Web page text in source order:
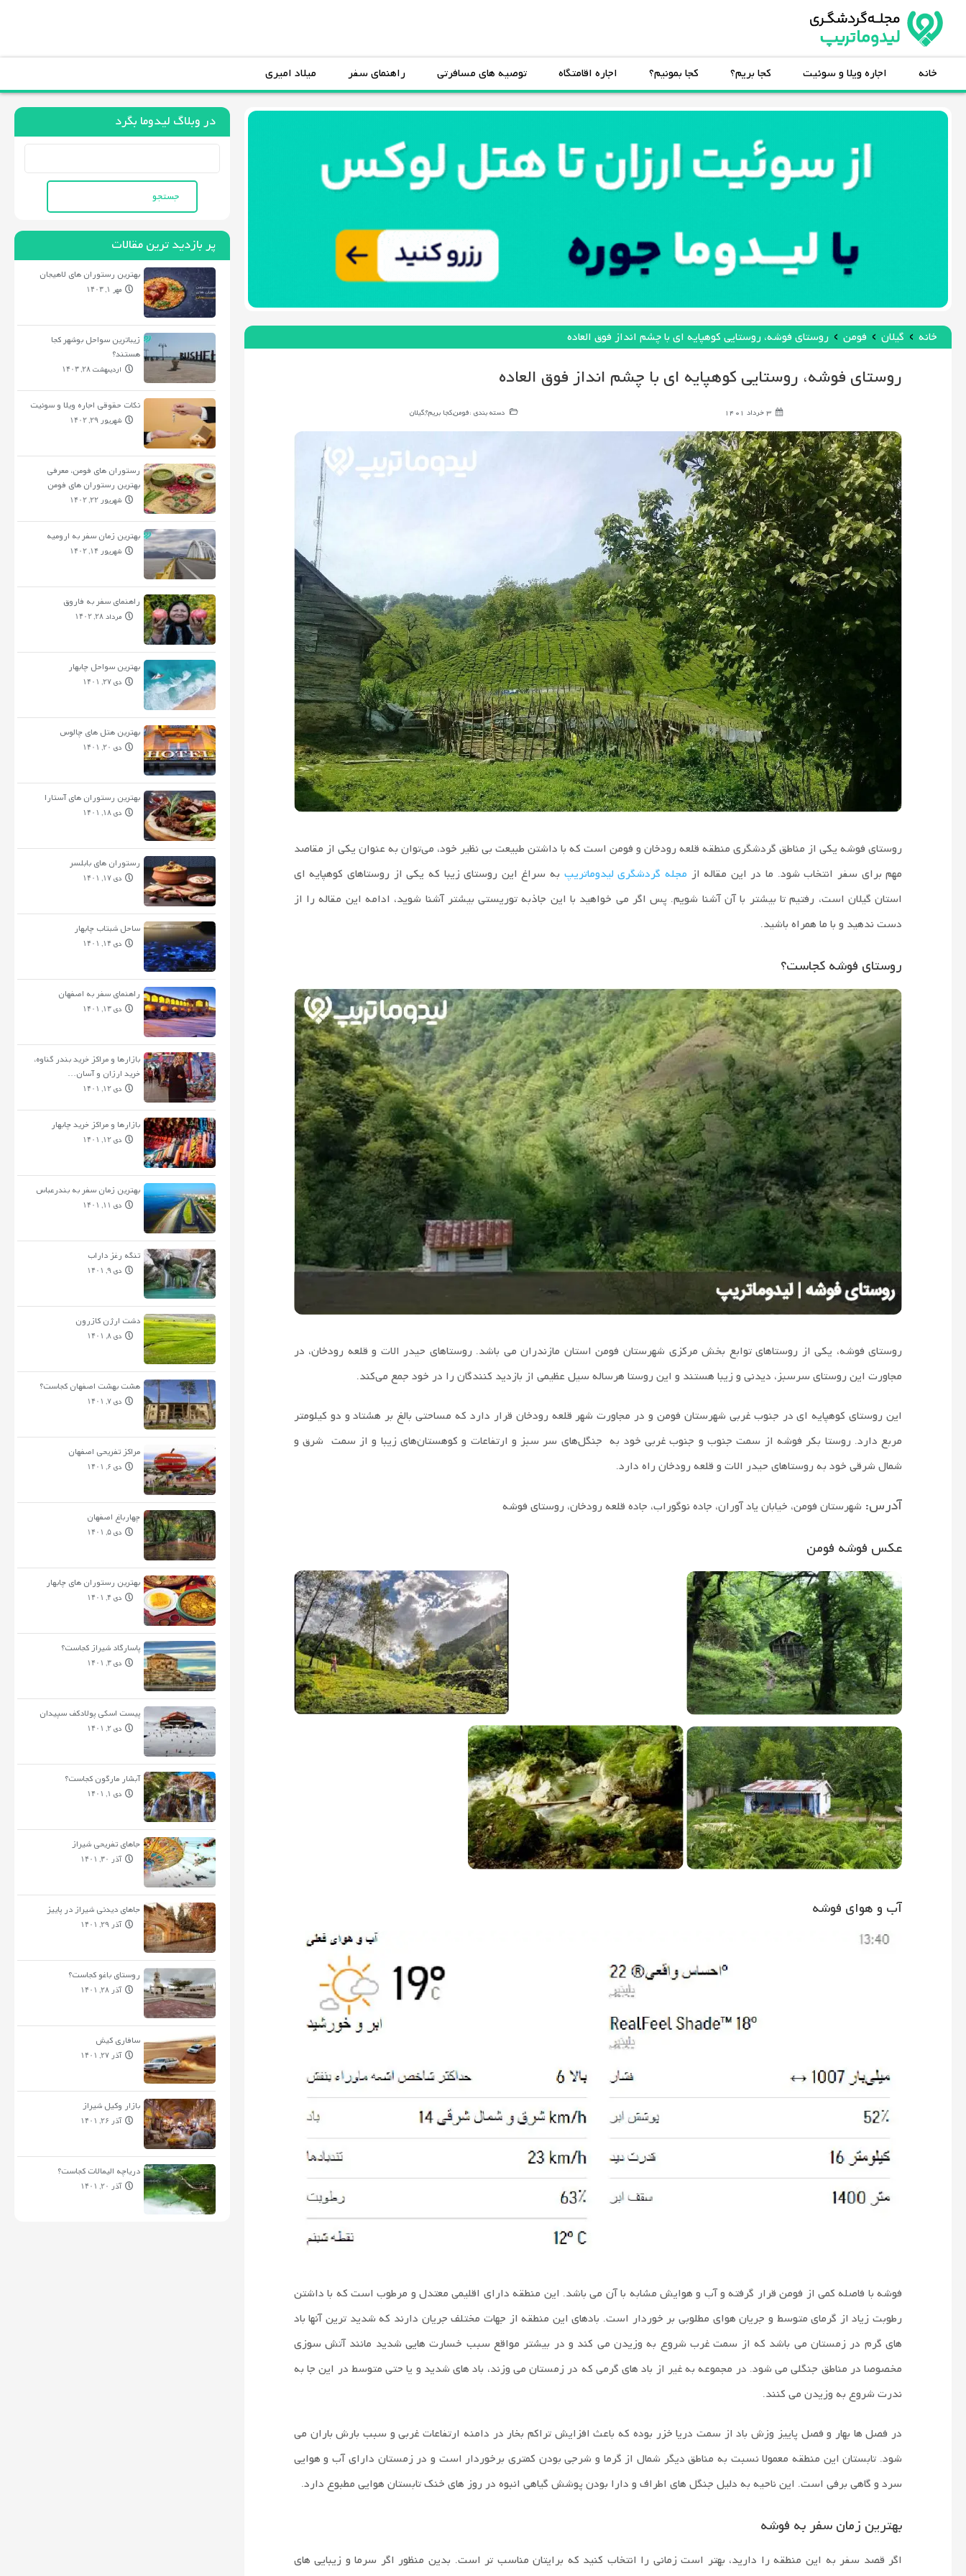
اجاره
کجا
بریم؟
خانه اجاره ویلا و سوئیت کجا بریم؟ کجا بمونیم؟ اجاره اقامتگاه توصیه های مسافرتی راهنمای سفر میلاد امیری
خانه › گیلان › فومن › روستای فوشه، روستایی کوهپایه ای با چشم انداز فوق العاده
روستای فوشه، روستایی کوهپایه ای با چشم انداز فوق العاده
3 خرداد 1401 دسته بندی :فومن,کجا بریم؟,گیلان
روستای فوشه یکی از مناطق گردشگری منطقه قلعه رودخان و فومن است که با داشتن طبیعت بی نظیر خود، می‌توان به عنوان یکی از مقاصد
مهم برای سفر انتخاب شود. ما در این مقاله از مجله گردشگری لیدوماتریپ به سراغ این روستای زیبا که یکی از روستاهای کوهپایه ای
استان گیلان است، رفتیم تا بیشتر با آن آشنا شویم. پس اگر می خواهید با این جاذبه توریستی بیشتر آشنا شوید، ادامه این مقاله را از
دست ندهید و با ما همراه باشید.
روستای فوشه کجاست؟
روستای فوشه، یکی از روستاهای توابع بخش مرکزی شهرستان فومن استان مازندران می باشد. روستاهای حیدر الات و قلعه رودخان، در
مجاورت این روستای سرسبز، دیدنی و زیبا هستند و این روستا هرساله سیل عظیمی از بازدید کنندگان را در خود جمع می‌کند.
این روستای کوهپایه ای در جنوب غربی شهرستان فومن و در مجاورت شهر قلعه رودخان قرار دارد که مساحتی بالغ بر هشتاد و دو کیلومتر
مربع دارد. روستا بکر فوشه از سمت جنوب و جنوب غربی خود به جنگل‌های سر سبز و ارتفاعات و کوهستان‌های زیبا و از سمت شرق و
شمال شرقی خود به روستاهای حیدر الات و قلعه رودخان راه دارد.
آدرس: شهرستان فومن، خیابان یاد آوران، جاده نوگوراب، جاده قلعه رودخان، روستای فوشه
عکس فوشه فومن
آب و هوای فوشه
فوشه با فاصله کمی از فومن قرار گرفته و آب و هوایش مشابه با آن می باشد. این منطقه دارای اقلیمی معتدل و مرطوب است که با داشتن
رطوبت زیاد از گرمای متوسط و جریان هوای مطلوبی بر خوردار است. بادهای این منطقه از جهات مختلف جریان دارند که شدید ترین آنها باد
های گرم در زمستان می باشد که از سمت غرب شروع به وزیدن می کند و در بیشتر مواقع سبب خسارت هایی شدید مانند آتش سوزی
مخصوصا در مناطق جنگلی می شود. در مجموعه به غیر از باد های گرمی که در زمستان می وزند، باد های شدید و یا حتی متوسط در این جا به
ندرت شروع به وزیدن می کنند.
در فصل ها بهار و فصل پاییز وزش باد از سمت دریا خزر بوده که باعث افزایش تراکم بخار در دامنه ارتفاعات غربی و سبب بارش باران می
شود. تابستان این منطقه معمولا نسبت به مناطق دیگر شمال از گرما و شرجی بودن کمتری برخوردار است و در زمستان دارای آب و هوایی
سرد و گاهی برفی است. این ناحیه به دلیل جنگل های اطراف و دارا بودن پوشش گیاهی انبوه در روز های خنک تابستان هوایی مطبوع دارد.
بهترین زمان سفر به فوشه
اگر قصد سفر به این منطقه را دارید، بهتر است زمانی را انتخاب کنید که برایتان مناسب تر است. بدین منظور اگر سرما و زیبایی های
در وبلاگ لیدوما بگرد
برای:
پر بازدید ترین مقالات
بهترین رستوران های لاهیجان
مهر ۱, ۱۴۰۳
زیباترین سواحل بوشهر کجا
هستند؟
اردیبهشت ۲۸, ۱۴۰۳
نکات حقوقی اجاره ویلا و سوئیت
شهریور ۲۹, ۱۴۰۲
رستوران های فومن، معرفی
بهترین رستوران های فومن
شهریور ۲۲, ۱۴۰۲
بهترین زمان سفر به ارومیه
شهریور ۱۴, ۱۴۰۲
راهنمای سفر به فاروق
مرداد ۲۸, ۱۴۰۲
بهترین سواحل چابهار
دی ۲۷, ۱۴۰۱
بهترین هتل های چالوس
دی ۲۰, ۱۴۰۱
بهترین رستوران های آستارا
دی ۱۸, ۱۴۰۱
رستوران های بابلسر
دی ۱۷, ۱۴۰۱
ساحل شبتاب چابهار
دی ۱۴, ۱۴۰۱
راهنمای سفر به اصفهان
دی ۱۳, ۱۴۰۱
بازارها و مراکز خرید بندر گناوه،
خرید ارزان و آسان…
دی ۱۲, ۱۴۰۱
بازارها و مراکز خرید چابهار
دی ۱۲, ۱۴۰۱
بهترین زمان سفر به بندرعباس
دی ۱۱, ۱۴۰۱
تنگه رغز داراب
دی ۹, ۱۴۰۱
دشت ارژن کازرون
دی ۸, ۱۴۰۱
هشت بهشت اصفهان کجاست؟
دی ۷, ۱۴۰۱
مراکز تفریحی اصفهان
دی ۶, ۱۴۰۱
چهارباغ اصفهان
دی ۵, ۱۴۰۱
بهترین رستوران های چابهار
دی ۴, ۱۴۰۱
پاسارگاد شیراز کجاست؟
دی ۳, ۱۴۰۱
پیست اسکی پولادکف سپیدان
دی ۲, ۱۴۰۱
آبشار مارگون کجاست؟
دی ۱, ۱۴۰۱
جاهای تفریحی شیراز
آذر ۳۰, ۱۴۰۱
جاهای دیدنی شیراز در پاییز
آذر ۲۹, ۱۴۰۱
روستای باغو کجاست؟
آذر ۲۸, ۱۴۰۱
سافاری کیش
آذر ۲۷, ۱۴۰۱
بازار وکیل شیراز
آذر ۲۶, ۱۴۰۱
دریاچه الیمالات کجاست؟
آذر ۲۰, ۱۴۰۱